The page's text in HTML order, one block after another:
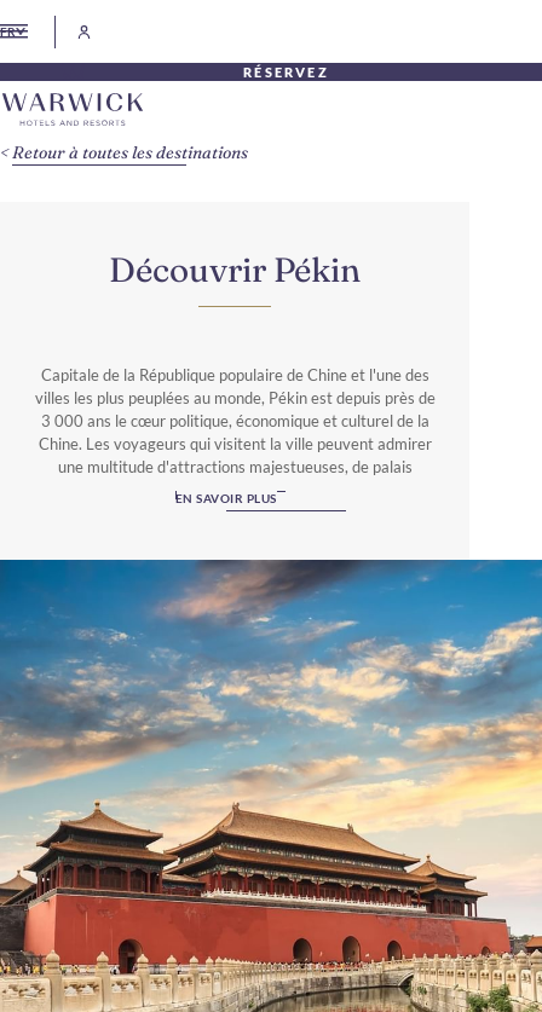
FR
RÉSERVEZ
Retour à toutes les destinations
Découvrir Pékin
Capitale de la République populaire de Chine et l'une des
villes les plus peuplées au monde, Pékin est depuis près de
3 000 ans le cœur politique, économique et culturel de la
Chine. Les voyageurs qui visitent la ville peuvent admirer
une multitude d'attractions majestueuses, de palais
impériaux et de merveilles architecturales modernes. Des
stades spectaculaires du Village olympique à la Cité
plus grand monument historique de la planète –, Pékin
offre une aventure hors du commun. Le luxueux Celebrity
International Grand Hotel, un établissement 5 étoiles, est
situé au cœur du Village olympique et bénéficie d'un
emplacement privilégié à proximité de certaines des plus
grandes attractions de la ville. Avec son charme de classe
mondiale et une liste apparemment infinie d'activités, un
séjour à Pékin est la destination idéale pour des vacances
en famille ou un voyage d'affaires.
EN SAVOIR PLUS